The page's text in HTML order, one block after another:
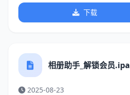
下载
相册助手_解锁会员.ipa
2025-08-23